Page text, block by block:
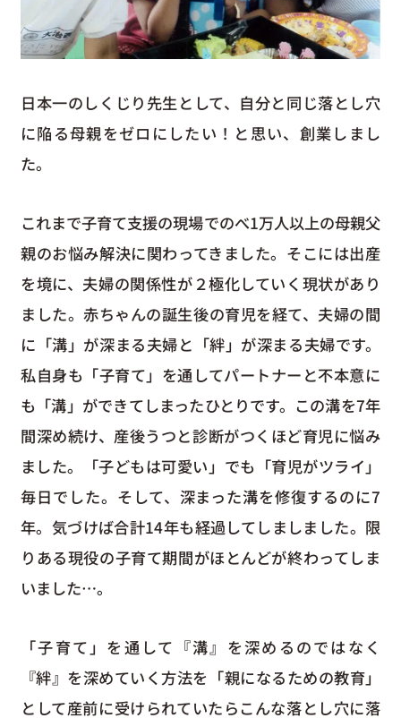
日本一のしくじり先生として、自分と同じ落とし穴
に陥る母親をゼロにしたい！と思い、創業しまし
た。
これまで子育て支援の現場でのべ1万人以上の母親父
親のお悩み解決に関わってきました。そこには出産
を境に、夫婦の関係性が２極化していく現状があり
ました。赤ちゃんの誕生後の育児を経て、夫婦の間
に「溝」が深まる夫婦と「絆」が深まる夫婦です。
私自身も「子育て」を通してパートナーと不本意に
も「溝」ができてしまったひとりです。この溝を7年
間深め続け、産後うつと診断がつくほど育児に悩み
ました。「子どもは可愛い」でも「育児がツライ」
毎日でした。そして、深まった溝を修復するのに7
年。気づけば合計14年も経過してしましました。限
りある現役の子育て期間がほとんどが終わってしま
いました…。
「子育て」を通して『溝』を深めるのではなく
『絆』を深めていく方法を「親になるための教育」
として産前に受けられていたらこんな落とし穴に落